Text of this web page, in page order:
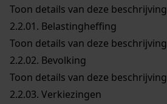
Toon details van deze beschrijving
2.2.01. Belastingheffing
Toon details van deze beschrijving
2.2.02. Bevolking
Toon details van deze beschrijving
2.2.03. Verkiezingen